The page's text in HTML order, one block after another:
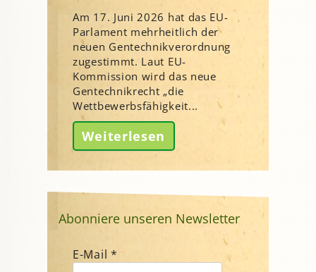
Am 17. Juni 2026 hat das EU-
Parlament mehrheitlich der
neuen Gentechnikverordnung
zugestimmt. Laut EU-
Kommission wird das neue
Gentechnikrecht „die
Wettbewerbsfähigkeit...
Weiterlesen
Abonniere unseren Newsletter
E-Mail *